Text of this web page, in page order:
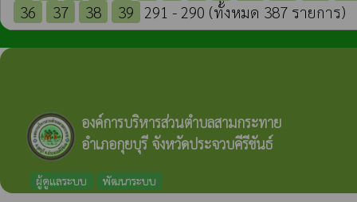
36
37 38 39 291 - 290 (ทั้งหมด 387 รายการ)
องค์การบริหารส่วนตำบลสามกระทาย
อำเภอกุยบุรี จังหวัดประจวบคีรีขันธ์
ผู้ดูแลระบบ พัฒนาระบบ